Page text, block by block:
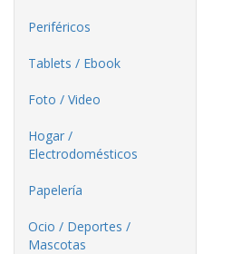
Periféricos
Tablets / Ebook
Foto / Video
Hogar /
Electrodomésticos
Papelería
Ocio / Deportes /
Mascotas